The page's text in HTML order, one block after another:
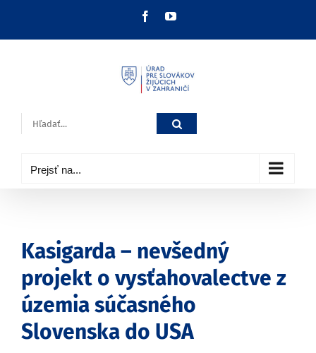
FacebookYouTube
Hľadať:
Prejsť na...
Kasigarda – nevšedný
projekt o vysťahovalectve z
územia súčasného
Slovenska do USA